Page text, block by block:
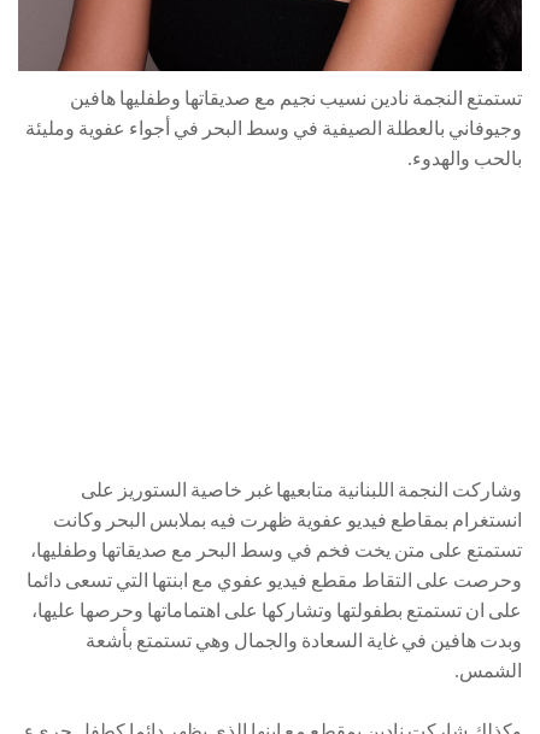
تستمتع النجمة نادين نسيب نجيم مع صديقاتها وطفليها هافين
وجيوفاني بالعطلة الصيفية في وسط البحر في أجواء عفوية ومليئة
بالحب والهدوء.
وشاركت النجمة اللبنانية متابعيها غبر خاصية الستوريز على
انستغرام بمقاطع فيديو عفوية ظهرت فيه بملابس البحر وكانت
تستمتع على متن يخت فخم في وسط البحر مع صديقاتها وطفليها،
وحرصت على التقاط مقطع فيديو عفوي مع ابنتها التي تسعى دائما
على ان تستمتع بطفولتها وتشاركها على اهتماماتها وحرصها عليها،
وبدت هافين في غاية السعادة والجمال وهي تستمتع بأشعة
الشمس.